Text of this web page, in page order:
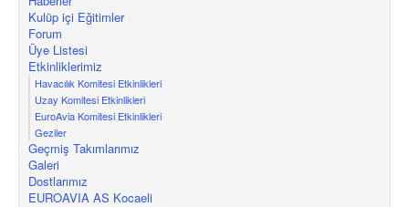
Kulüp içi Eğitimler
Forum
Üye Listesi
Etkinliklerimiz
Havacılık Komitesi Etkinlikleri
Uzay Komitesi Etkinlikleri
EuroAvia Komitesi Etkinlikleri
Geziler
Geçmiş Takımlarımız
Galeri
Dostlarımız
EUROAVIA AS Kocaeli